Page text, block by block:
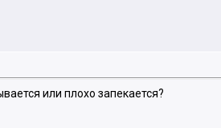
или плохо запекается?